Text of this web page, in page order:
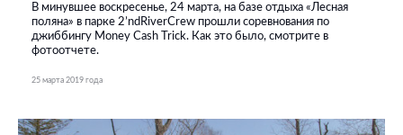
В минувшее воскресенье, 24 марта, на базе отдыха «Лесная
поляна» в парке 2’ndRiverCrew прошли соревнования по
джиббингу Money Cash Trick. Как это было, смотрите в
фотоотчете.
25 марта 2019 года